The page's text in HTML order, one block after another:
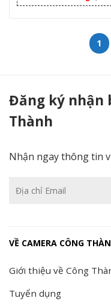
1
Trọn bộ camera quan sát -
Đăng ký nhận
Thành
Nhận ngay thông tin
VỀ CAMERA CÔNG
Giới thiệu về Công
Tuyển dụng